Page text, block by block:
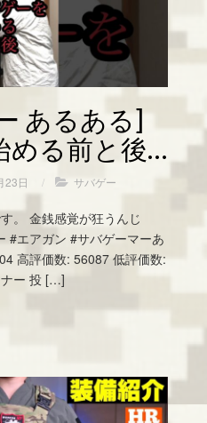
あるある]
める前と後…
23日 / サバゲー
。 金銭感覚が狂うんじ
#エアガン #サバゲーマーあ
高評価数: 56087 低評価数:
ナー 投 […]